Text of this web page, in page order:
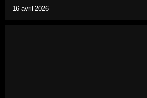
16 avril 2026